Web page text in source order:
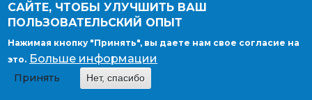
Студенческая виза в США:
кому подходит, как
остаться после учёбы
САЙТЕ, ЧТОБЫ УЛУЧШИТЬ ВАШ
ПОЛЬЗОВАТЕЛЬСКИЙ ОПЫТ
Нажимая кнопку "Принять", вы даете нам свое согласие на
это. Больше информации
Принять Нет, спасибо